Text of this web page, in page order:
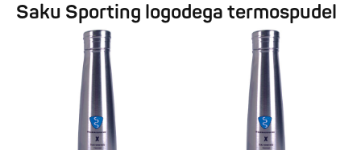
Saku Sporting logodega termospudel